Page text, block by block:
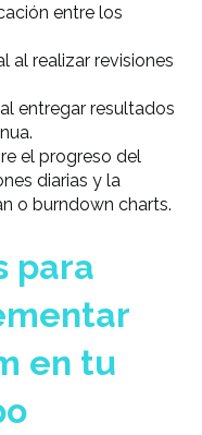
entre los
al realizar revisiones
entregar resultados
el progreso del
diarias y la
o burndown charts.
para
en tu